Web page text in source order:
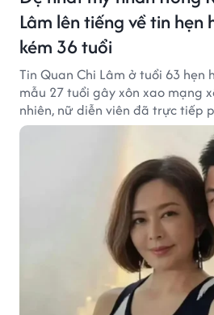
Lâm lên tiếng về tin hẹn
kém 36 tuổi
Tin Quan Chi Lâm ở tuổi 63 hẹn
mẫu 27 tuổi gây xôn xao mạng
nhiên, nữ diễn viên đã trực tiếp
này.